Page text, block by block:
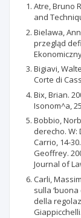
Atre, Bruno
and
Bielawa,
przegląd
Bigiavi,
Corte di
Bix, Brian.
Isonom^a,
Bobbio,
derecho. W:
Carrio, 14-
Geoffrey.
Journal of
Carli,
sulla
della
Giappicchelli.